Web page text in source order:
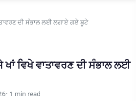
ਦੀ ਸੰਭਾਲ ਲਈ ਲਗਾਏ ਗਏ ਬੂਟੇ
ਵਿਖੇ ਵਾਤਾਵਰਣ ਦੀ ਸੰਭਾਲ ਲਈ
1 min read